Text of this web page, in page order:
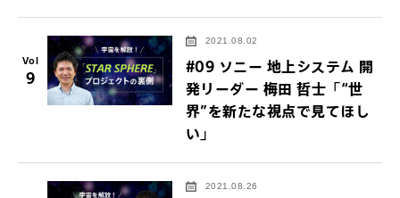
Vol
9
2021.08.02
#09 ソニー 地上システム 開
発リーダー 梅田 哲士「“世
界”を新たな視点で見てほし
い」
2021.08.26